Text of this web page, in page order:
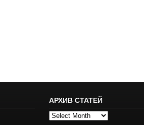
АРХИВ СТАТЕЙ
Архив